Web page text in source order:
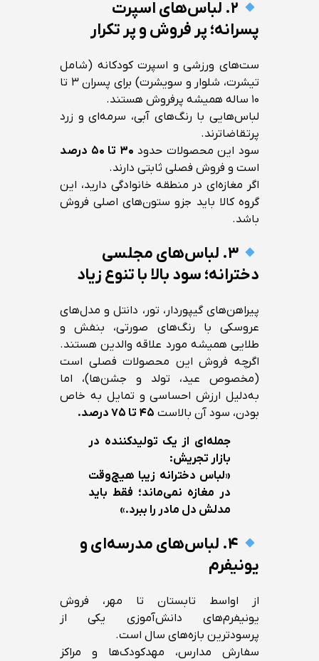
۲. لباس‌های اسپرت
پسرانه؛ پر فروش و پر تکرار
ست‌های ورزشی و اسپرت کودکانه (شامل
تیشرت، شلوار و سویشرت) برای پسران ۳ تا
۱۰ ساله همیشه پرفروش هستند.
لباس‌هایی با رنگ‌های آبی، سرمه‌ای و زرد
پرتقاضاترند.
سود این محصولات حدود ۳۰ تا ۵۰ درصد
است و فروش فصلی ثابتی دارند.
اگر مغازه‌ای در منطقه خانوادگی دارید، این
گروه کالا باید جزو ستون‌های اصلی فروش
باشد.
۳. لباس‌های مجلسی
دخترانه؛ سود بالا با تنوع زیاد
پیراهن‌های گیپوردار، تور، دانتل و مدل‌های
عروسکی با رنگ‌های صورتی، بنفش و
طلایی همیشه مورد علاقه والدین هستند.
اگرچه فروش این محصولات فصلی است
(مخصوص عید، تولد و جشن‌ها)، اما
به‌دلیل ارزش احساسی و تمایل به خاص
بودن، سود آن بالاست ۴۵ تا ۷۵ درصد.
جمله‌ای از یک تولیدکننده در
بازار تجریش:
«لباس دخترانه زیبا هیچ‌وقت
در مغازه نمی‌ماند؛ فقط باید
مدلش دل مادر را ببرد.»
۴. لباس‌های مدرسه‌ای و
یونیفرم
از اواسط تابستان تا مهر، فروش
یونیفرم‌های دانش‌آموزی یکی از
پرسودترین بازه‌های سال است.
سفارش مدارس، مهدکودک‌ها و مراکز